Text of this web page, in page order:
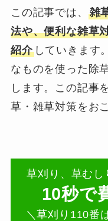
この記事では、 雑
法や、便利な雑草
紹介していきます
なものを使った除
します。この記事
草・雑草対策をお
草刈り、草むし
10秒で
＼草刈り110番